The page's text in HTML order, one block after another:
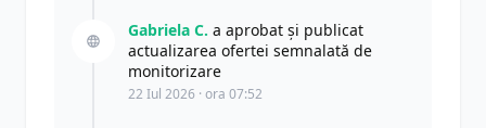
Gabriela C. a aprobat și publicat
actualizarea ofertei semnalată de
monitorizare
22 Iul 2026 · ora 07:52